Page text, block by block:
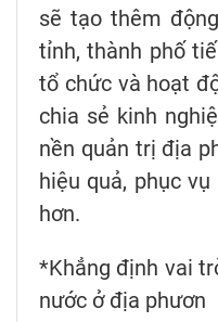
sẽ tạo thêm
tỉnh, thành phố
tổ chức và hoạt
chia sẻ kinh
nền quản trị địa
hiệu quả, phục
hơn.
*Khẳng định vai
nước ở địa phươn